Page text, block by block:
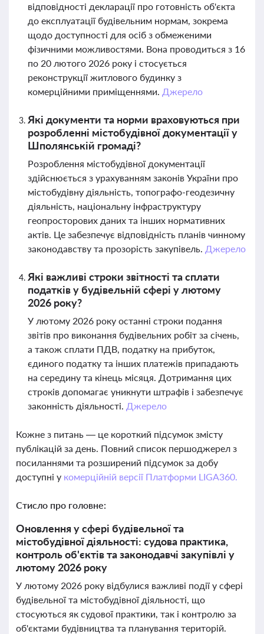
відповідності декларації про готовність об'єкта
до експлуатації будівельним нормам, зокрема
щодо доступності для осіб з обмеженими
фізичними можливостями. Вона проводиться з 16
по 20 лютого 2026 року і стосується
реконструкції житлового будинку з
комерційними приміщеннями. Джерело
Які документи та норми враховуються при
розробленні містобудівної документації у
Шполянській громаді?
Розроблення містобудівної документації
здійснюється з урахуванням законів України про
містобудівну діяльність, топографо-геодезичну
діяльність, національну інфраструктуру
геопросторових даних та інших нормативних
актів. Це забезпечує відповідність планів чинному
законодавству та прозорість закупівель. Джерело
Які важливі строки звітності та сплати
податків у будівельній сфері у лютому
2026 року?
У лютому 2026 року останні строки подання
звітів про виконання будівельних робіт за січень,
а також сплати ПДВ, податку на прибуток,
єдиного податку та інших платежів припадають
на середину та кінець місяця. Дотримання цих
строків допомагає уникнути штрафів і забезпечує
законність діяльності. Джерело
Кожне з питань — це короткий підсумок змісту
публікацій за день. Повний список першоджерел з
посиланнями та розширений підсумок за добу
доступні у комерційній версії Платформи LIGA360.
Стисло про головне:
Оновлення у сфері будівельної та
містобудівної діяльності: судова практика,
контроль об'єктів та законодавчі закупівлі у
лютому 2026 року
У лютому 2026 року відбулися важливі події у сфері
будівельної та містобудівної діяльності, що
стосуються як судової практики, так і контролю за
об'єктами будівництва та планування територій.